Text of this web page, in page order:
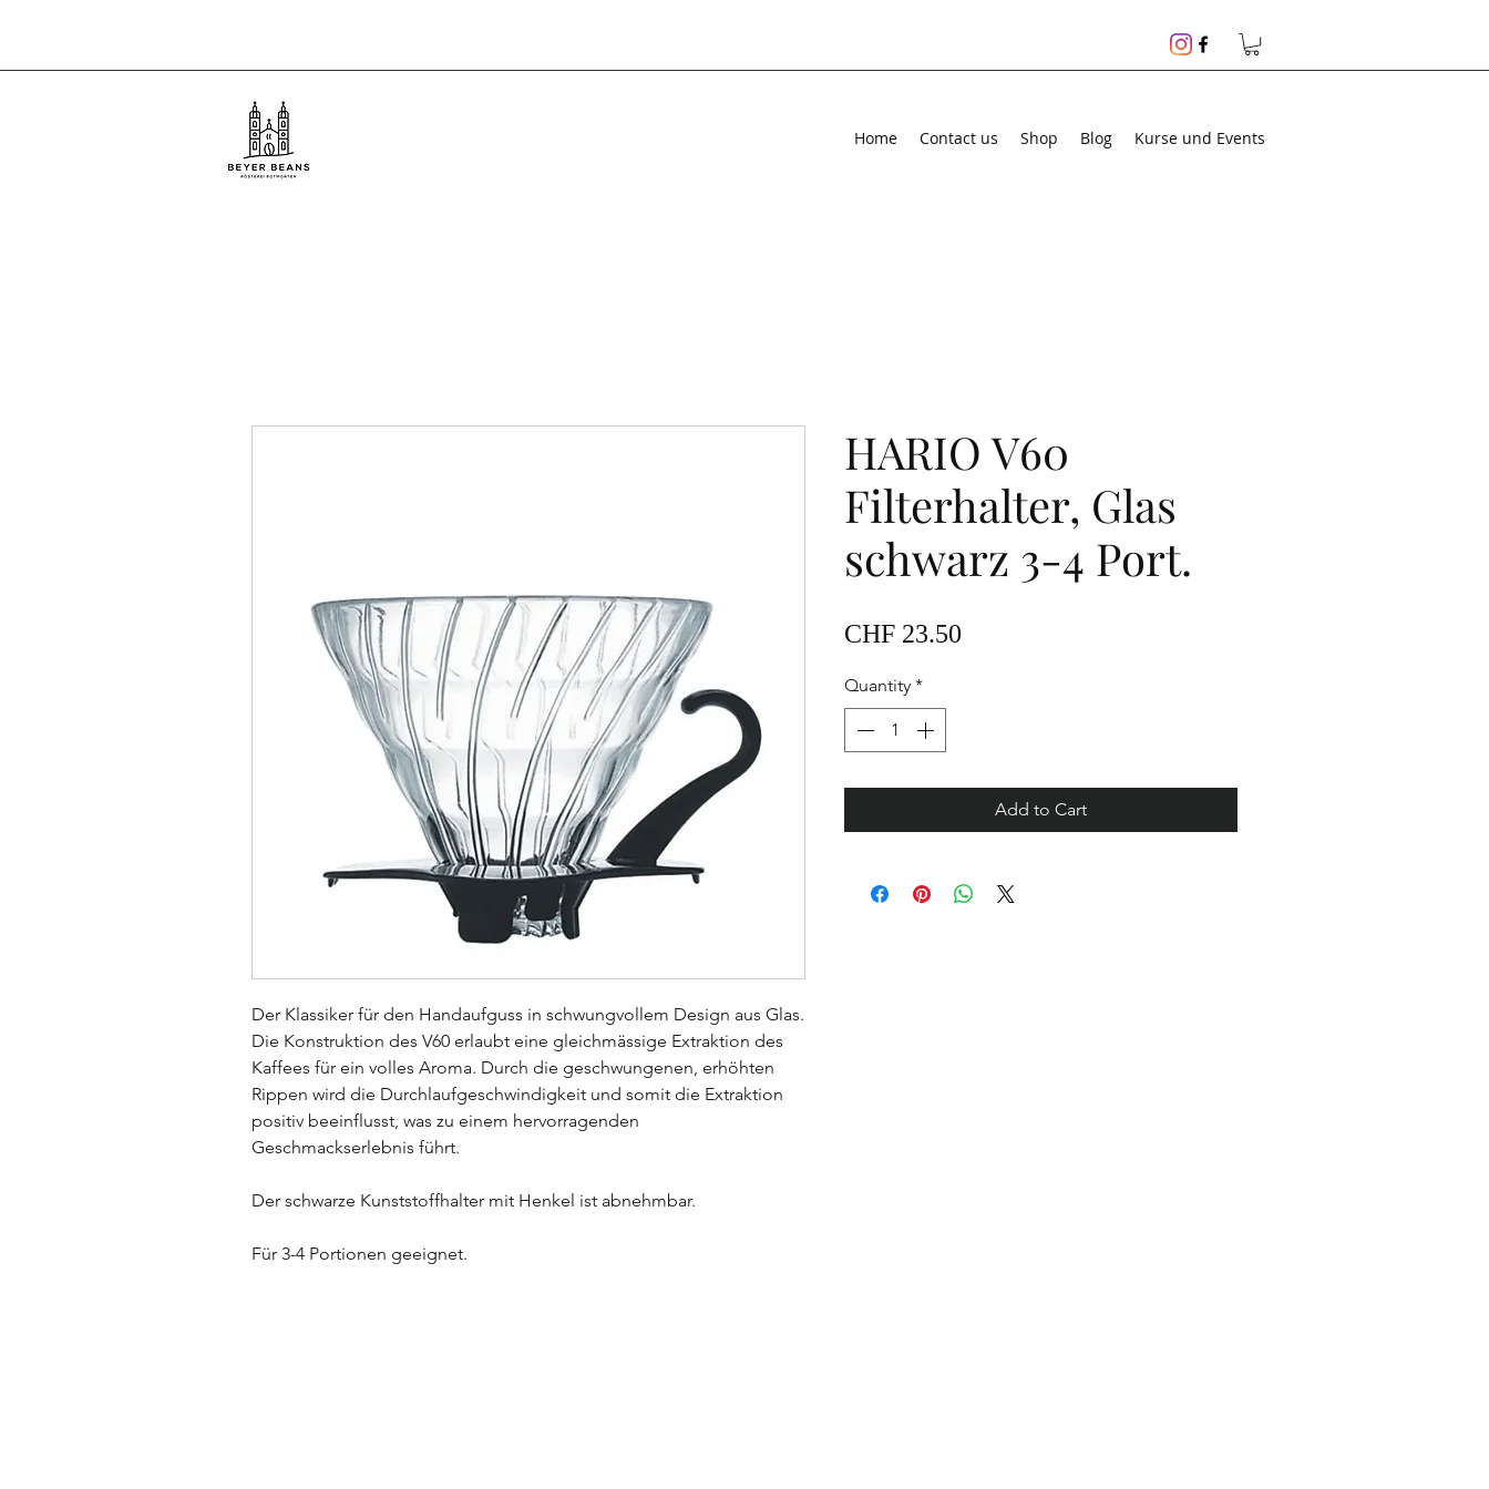
Home Contact us Shop Blog Kurse und Events
Der Klassiker für den Handaufguss in schwungvollem Design aus Glas.
Die Konstruktion des V60 erlaubt eine gleichmässige Extraktion des
Kaffees für ein volles Aroma. Durch die geschwungenen, erhöhten
Rippen wird die Durchlaufgeschwindigkeit und somit die Extraktion
positiv beeinflusst, was zu einem hervorragenden
Geschmackserlebnis führt.
Der schwarze Kunststoffhalter mit Henkel ist abnehmbar.
Für 3-4 Portionen geeignet.
HARIO V60
Filterhalter, Glas
schwarz 3-4 Port.
CHF 23.50
Quantity *
Add to Cart